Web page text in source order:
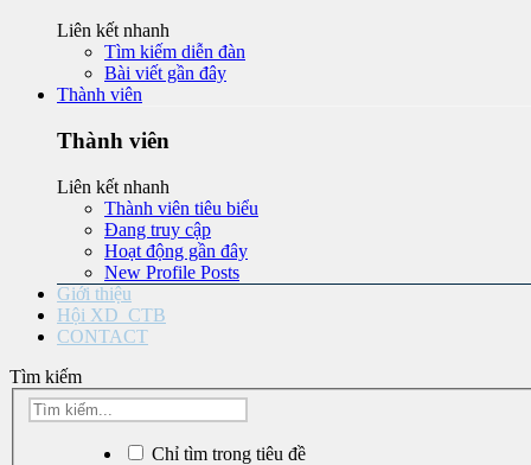
Liên kết nhanh
Tìm kiếm diễn đàn
Bài viết gần đây
Thành viên
Thành viên
Liên kết nhanh
Thành viên tiêu biểu
Đang truy cập
Hoạt động gần đây
New Profile Posts
Giới thiệu
Hội XD_CTB
CONTACT
Tìm kiếm
Chỉ tìm trong tiêu đề